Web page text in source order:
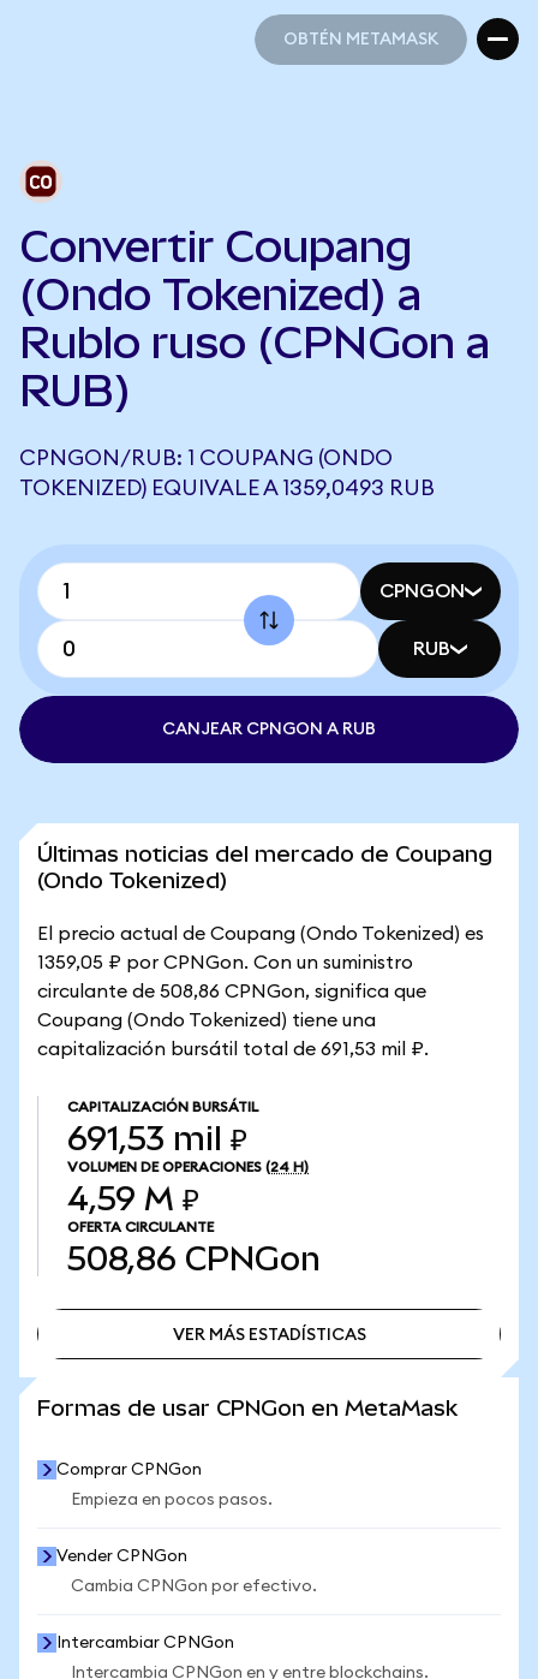
OBTÉN METAMASK
Convertir Coupang
(Ondo Tokenized) a
Rublo ruso (CPNGon a
RUB)
CPNGON/RUB: 1 COUPANG (ONDO
TOKENIZED) EQUIVALE A 1359,0493 RUB
CPNGON
RUB
CANJEAR CPNGON A RUB
Últimas noticias del mercado de Coupang
(Ondo Tokenized)
El precio actual de Coupang (Ondo Tokenized) es
1359,05 ₽ por CPNGon. Con un suministro
circulante de 508,86 CPNGon, significa que
Coupang (Ondo Tokenized) tiene una
capitalización bursátil total de 691,53 mil ₽.
CAPITALIZACIÓN BURSÁTIL
691,53 mil ₽
VOLUMEN DE OPERACIONES (24 H)
4,59 M ₽
OFERTA CIRCULANTE
508,86 CPNGon
VER MÁS ESTADÍSTICAS
Formas de usar CPNGon en MetaMask
Comprar CPNGon
Empieza en pocos pasos.
Vender CPNGon
Cambia CPNGon por efectivo.
Intercambiar CPNGon
Intercambia CPNGon en y entre blockchains.